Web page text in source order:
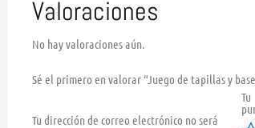
Valoraciones
No hay valoraciones aún.
Sé el primero en valorar “Juego de tapillas y
Tu dirección de correo electrónico no será
Tu